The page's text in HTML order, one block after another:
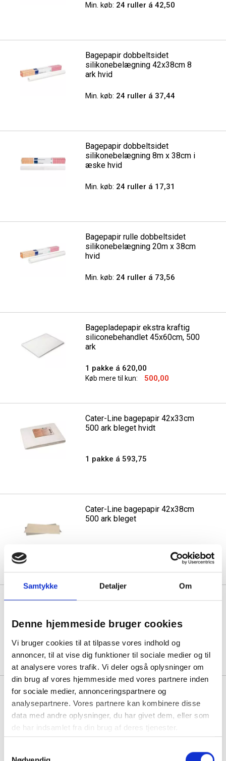
Samtykke Detaljer Om
Denne hjemmeside bruger cookies
Vi bruger cookies til at tilpasse vores indhold og
annoncer, til at vise dig funktioner til sociale medier og til
at analysere vores trafik. Vi deler også oplysninger om
din brug af vores hjemmeside med vores partnere inden
for sociale medier, annonceringspartnere og
analysepartnere. Vores partnere kan kombinere disse
data med andre oplysninger, du har givet dem, eller som
de har indsamlet fra din brug af deres tjenester.
Min. køb: 24 ruller á 42,50
Bagepapir dobbeltsidet
silikonebelægning 42x38cm 8
ark hvid
Min. køb: 24 ruller á 37,44
Bagepapir dobbeltsidet
silikonebelægning 8m x 38cm i
æske hvid
Min. køb: 24 ruller á 17,31
Bagepapir rulle dobbeltsidet
silikonebelægning 20m x 38cm
hvid
Min. køb: 24 ruller á 73,56
Bagepladepapir ekstra kraftig
siliconebehandlet 45x60cm, 500
ark
1 pakke á 620,00
Køb mere til kun: 500,00
Cater-Line bagepapir 42x33cm
500 ark bleget hvidt
1 pakke á 593,75
Cater-Line bagepapir 42x38cm
500 ark bleget
Cater-Line bagepapir 52x30cm
1 pakke á 265,00
Cater-Line bagepapir 53x32cm
500 ark bleget hvidt